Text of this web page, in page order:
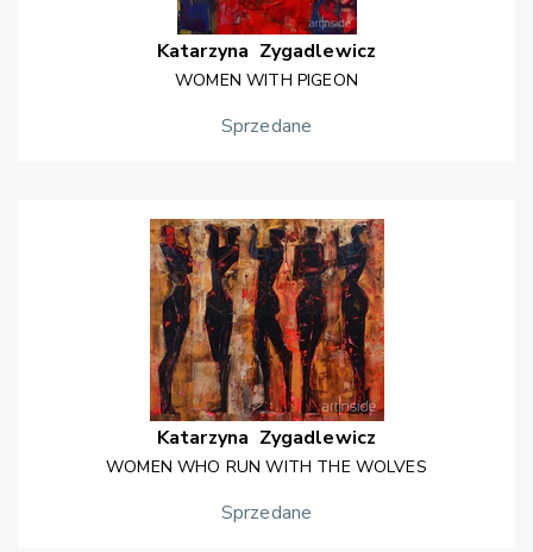
Katarzyna Zygadlewicz
WOMEN WITH PIGEON
Sprzedane
Katarzyna Zygadlewicz
WOMEN WHO RUN WITH THE WOLVES
Sprzedane